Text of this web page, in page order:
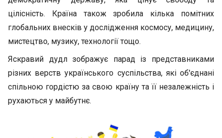
цілісність. Країна також зробила кілька помітних
глобальних внесків у дослідження космосу, медицину,
мистецтво, музику, технології тощо.
Яскравий дудл зображує парад із представниками
різних верств українського суспільства, які об'єднані
спільною гордістю за свою країну та її незалежність і
рухаються у майбутнє.